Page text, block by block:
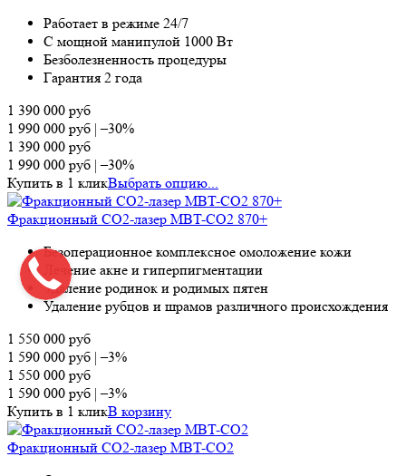
Работает в режиме 24/7
С мощной манипулой 1000 Вт
Безболезненность процедуры
Гарантия 2 года
1 390 000 руб
1 990 000 руб |–30%
1 390 000 руб
1 990 000 руб |–30%
Купить в 1 кликВыбрать опцию...
Фракционный СО2-лазер MBT-CO2 870+
Безоперационное комплексное омоложение кожи
Лечение акне и гиперпигментации
Удаление родинок и родимых пятен
Удаление рубцов и шрамов различного происхождения
1 550 000 руб
1 590 000 руб |–3%
1 550 000 руб
1 590 000 руб |–3%
Купить в 1 кликВ корзину
Фракционный CO2-лазер MBT-CO2